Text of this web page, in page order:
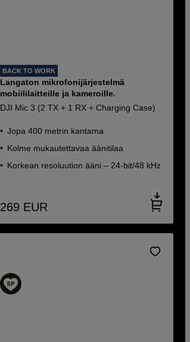
BACK TO WORK
Langaton mikrofonijärjestelmä
mobiililaitteille ja kameroille.
DJI Mic 3 (2 TX + 1 RX + Charging Case)
Jopa 400 metrin kantama
Kolme mukautettavaa äänitilaa
Korkean resoluution ääni – 24-bit/48 kHz
269 EUR